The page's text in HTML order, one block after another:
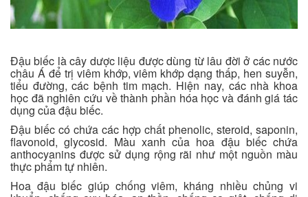
Đậu biếc là cây dược liệu được dùng từ lâu đời ở các nước
châu Á để trị viêm khớp, viêm khớp dạng thấp, hen suyễn,
tiểu đường, các bệnh tim mạch. Hiện nay, các nhà khoa
học đã nghiên cứu về thành phần hóa học và đánh giá tác
dụng của đậu biếc.
Đậu biếc có chứa các hợp chất phenolic, steroid, saponin,
flavonoid, glycosid. Màu xanh của hoa đậu biếc chứa
anthocyanins được sử dụng rộng rãi như một nguồn màu
thực phẩm tự nhiên.
Hoa đậu biếc giúp chống viêm, kháng nhiều chủng vi